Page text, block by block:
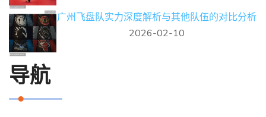
广州飞盘队实力深度解析与其他队伍的对比分析
2026-02-10
导航